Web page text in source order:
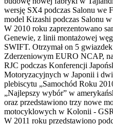
wersję SX4 podczas Salonu we
model Kizashi podczas Salonu
W 2010 roku zaprezentowano
Genewie, z linii montażowej
SWIFT. Otrzymał on 5
Zderzeniowym EURO NCAP,
RJC podczas Konferencji
Motoryzacyjnych w Japonii i
plebiscytu „Samochód Roku
„Najlepszy wybór” w
oraz przedstawiono trzy nowe
motocyklowych w Kolonii -
W 2011 roku przedstawiono